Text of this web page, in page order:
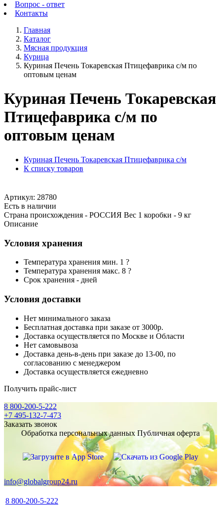
Вопрос - ответ
Контакты
Главная
Каталог
Мясная продукция
Курица
Куриная Печень Токаревская Птицефаврика с/м по
оптовым ценам
Куриная Печень Токаревская
Птицефаврика с/м по
оптовым ценам
Куриная Печень Токаревская Птицефаврика с/м
К списку товаров
Артикул: 28780
Есть в наличии
Страна происхождения - РОССИЯ Вес 1 коробки - 9 кг
Описание
Условия хранения
Температура хранения мин. 1 ?
Температура хранения макс. 8 ?
Срок хранения - дней
Условия доставки
Нет минимального заказа
Бесплатная доставка при заказе от 3000р.
Доставка осуществляется по Москве и Области
Нет самовывоза
Доставка день-в-день при заказе до 13-00, по
согласованию с менеджером
Доставка осуществляется ежедневно
Получить прайс-лист
8 800-200-5-222
+7 495-132-7-473
Заказать звонок
Обработка персональных данных Публичная оферта
info@globalgroup24.ru
8 800-200-5-222